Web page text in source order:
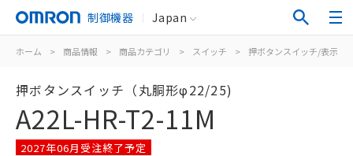
制御機器 Japan
ホーム > 商品情報 > 商品カテゴリ > スイッチ > 押ボタンスイッチ/表示灯
押ボタンスイッチ（丸胴形φ22/25)
A22L-HR-T2-11M
2027年06月受注終了予定